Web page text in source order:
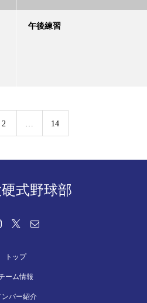
午後練習
2 … 14
式野球部
トップ
ーム情報
ンバー紹介